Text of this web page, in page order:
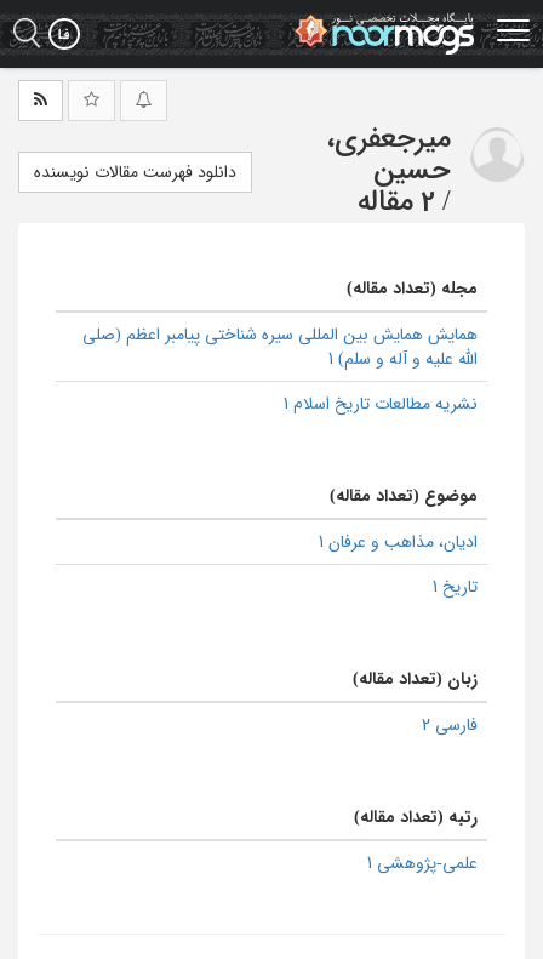
Skip
to
main
میرجعفری،
حسین
/ 2 مقاله
دانلود فهرست مقالات نویسنده
مجله (تعداد مقاله)
همایش همایش بین المللی سیره شناختی پیامبر اعظم (صلی
الله علیه و آله و سلم) 1
نشریه مطالعات تاریخ اسلام 1
موضوع (تعداد مقاله)
ادیان، مذاهب و عرفان 1
تاریخ 1
زبان (تعداد مقاله)
فارسی 2
رتبه (تعداد مقاله)
علمی-پژوهشی 1